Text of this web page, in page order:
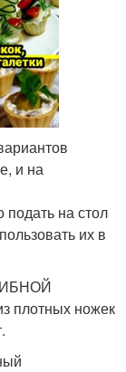
и на
на стол
их в
плотных ножек